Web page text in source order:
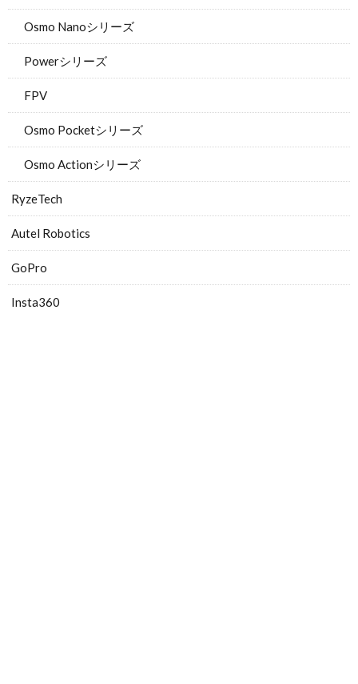
Osmo Nanoシリーズ
Powerシリーズ
FPV
Osmo Pocketシリーズ
Osmo Actionシリーズ
RyzeTech
Autel Robotics
GoPro
Insta360